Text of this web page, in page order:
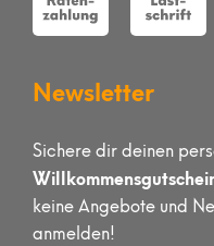
Newsletter
Sichere dir deinen
keine Angebote und
anmelden!